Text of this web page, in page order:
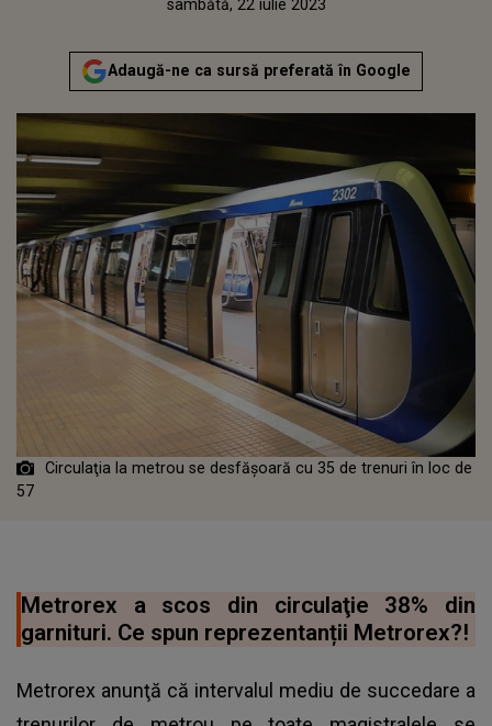
sâmbătă, 22 iulie 2023
Adaugă-ne ca sursă preferată în Google
Circulaţia la metrou se desfăşoară cu 35 de trenuri în loc de
57
Metrorex a scos din circulaţie 38% din
garnituri. Ce spun reprezentanții Metrorex?!
Metrorex anunţă că intervalul mediu de succedare a